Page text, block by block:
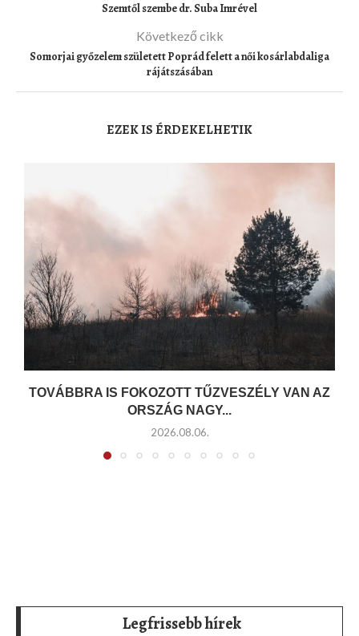
Szemtől szembe dr. Suba Imrével
Következő cikk
Somorjai győzelem született Poprád felett a női kosárlabdaliga
rájátszásában
EZEK IS ÉRDEKELHETIK
TOVÁBBRA IS FOKOZOTT TŰZVESZÉLY VAN AZ
ORSZÁG NAGY...
2026.08.06.
Legfrissebb hírek